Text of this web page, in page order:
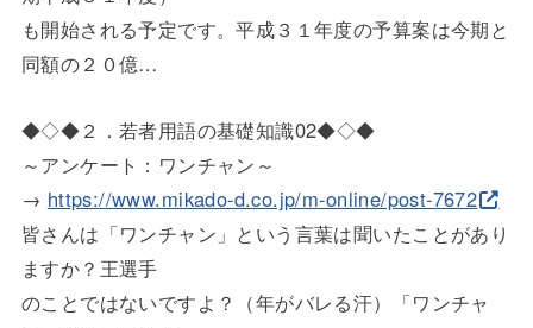
も開始される予定です。平成３１年度の予算案は今期と
同額の２０億…
◆◇◆２．若者用語の基礎知識02◆◇◆
～アンケート：ワンチャン～
→ https://www.mikado-d.co.jp/m-online/post-7672
皆さんは「ワンチャン」という言葉は聞いたことがあり
ますか？王選手
のことではないですよ？（年がバレる汗）「ワンチャ